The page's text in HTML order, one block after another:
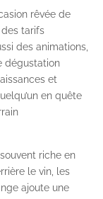
rêvée de
tarifs
des animations,
dégustation
et
en quête
riche en
le vin, les
ajoute une